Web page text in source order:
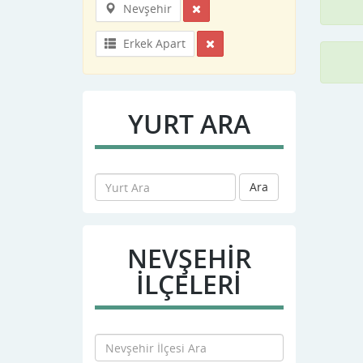
Nevşehir
Erkek Apart
YURT ARA
Ara
NEVŞEHIR
İLÇELERİ